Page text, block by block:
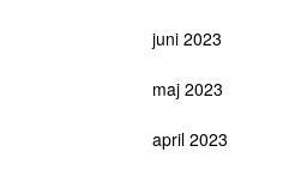
juni 2023
maj 2023
april 2023